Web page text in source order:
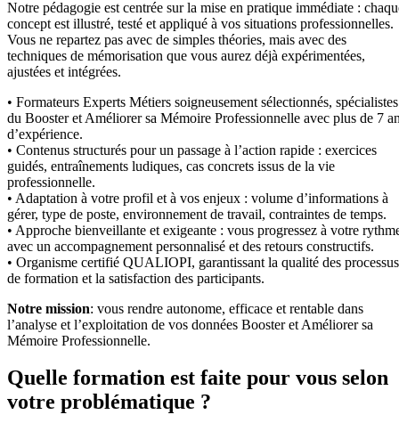
Notre pédagogie est centrée sur la mise en pratique immédiate :
concept est illustré, testé et appliqué à vos situations professionnelles.
Vous ne repartez pas avec de simples théories, mais avec des
techniques de mémorisation que vous aurez déjà expérimentées,
ajustées et intégrées.
• Formateurs Experts Métiers soigneusement sélectionnés, spécialistes
du Booster et Améliorer sa Mémoire Professionnelle avec plus de 7
d’expérience.
• Contenus structurés pour un passage à l’action rapide : exercices
guidés, entraînements ludiques, cas concrets issus de la vie
professionnelle.
• Adaptation à votre profil et à vos enjeux : volume d’informations à
gérer, type de poste, environnement de travail, contraintes de temps.
• Approche bienveillante et exigeante : vous progressez à votre
avec un accompagnement personnalisé et des retours constructifs.
• Organisme certifié QUALIOPI, garantissant la qualité des processus
de formation et la satisfaction des participants.
Notre mission: vous rendre autonome, efficace et rentable dans
l’analyse et l’exploitation de vos données Booster et Améliorer sa
Mémoire Professionnelle.
Quelle formation est faite pour vous selon
votre problématique ?